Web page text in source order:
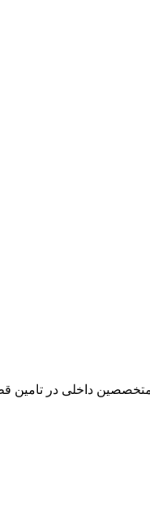
متخصصین داخلی در